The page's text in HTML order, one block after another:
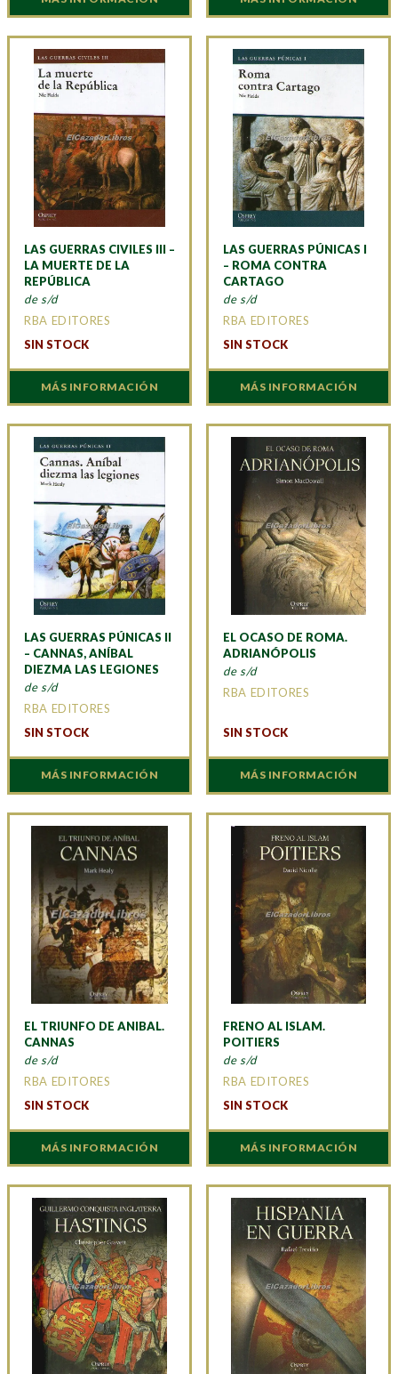
LAS GUERRAS CIVILES III –
LA MUERTE DE LA
REPÚBLICA
de s/d
RBA EDITORES
SIN STOCK
MÁS INFORMACIÓN
LAS GUERRAS PÚNICAS I
– ROMA CONTRA
CARTAGO
de s/d
RBA EDITORES
SIN STOCK
MÁS INFORMACIÓN
LAS GUERRAS PÚNICAS II
– CANNAS, ANÍBAL
DIEZMA LAS LEGIONES
de s/d
RBA EDITORES
SIN STOCK
MÁS INFORMACIÓN
EL OCASO DE ROMA.
ADRIANÓPOLIS
de s/d
RBA EDITORES
SIN STOCK
MÁS INFORMACIÓN
EL TRIUNFO DE ANIBAL.
CANNAS
de s/d
RBA EDITORES
SIN STOCK
MÁS INFORMACIÓN
FRENO AL ISLAM.
POITIERS
de s/d
RBA EDITORES
SIN STOCK
MÁS INFORMACIÓN